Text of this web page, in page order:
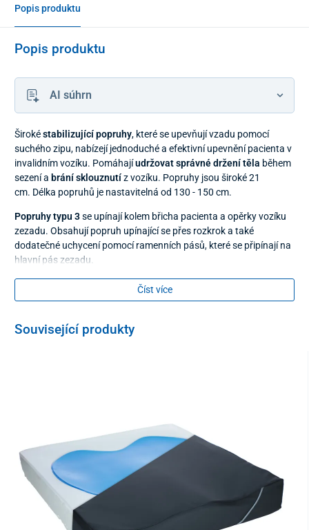
Popis produktu
Popis produktu
AI súhrn
Širokéstabilizující popruhy, které se upevňují vzadu pomocí
suchého zipu, nabízejí jednoduché a efektivní upevnění pacienta v
invalidním vozíku. Pomáhajíudržovat správné držení těla během
sezení a brání sklouznutíz vozíku. Popruhy jsou široké 21
cm. Délka popruhů je nastavitelná od 130 - 150 cm.
Popruhy typu 3se upínají kolem břicha pacienta a opěrky vozíku
zezadu. Obsahují popruh upínající se přes rozkrok a také
dodatečné uchycení pomocí ramenních pásů, které se připínají na
hlavní pás zezadu.
V naší nabídce naleznete i další 2 typy popruhů:
(neobsahuje popruh upínající se přes rozkrok).
Číst více
Související produkty